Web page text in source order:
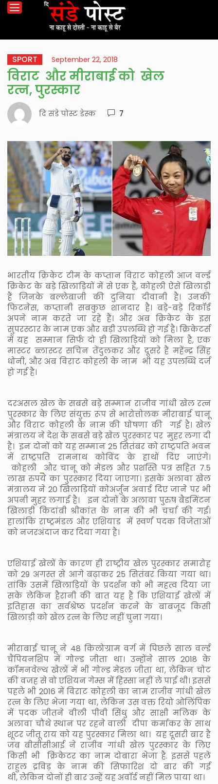
SPORT September 22, 2018
विराट और मीराबाई को खेल
रत्न, पुरस्कार
दि संडे पोस्ट डेस्क 7
भारतीय क्रिकेट टीम के कप्तान विराट कोहली आज वर्ल्ड
क्रिकेट के बड़े खिलाड़ियों में से एक हैं, कोहली ऐसे खिलाड़ी
हैं जिनके बल्लेबाजी की दुनिया दीवानी है। उनकी
फिटनेस, कप्तानी सबकुछ शानदार है। बड़े-बड़े रिकॉर्ड
अपने नाम करते जा रहे हैं। और अब क्रिकेट के इस
सुपरस्टार के नाम एक और बड़ी उपलब्धि हो गई है। क्रिकेटर्स
में यह सम्मान सिर्फ दो ही खिलाड़ियों को मिला है, एक
मास्टर ब्लास्टर सचिन तेंदुलकर और दूसरे हैं महेंन्द्र सिंह
धोनी, और अब विराट कोहली के नाम भी यह उपलब्धि दर्ज
हो गई है।
दरअसल खेल के सबसे बड़े सम्मान राजीव गांधी खेल रत्न
पुरस्कार के लिए संयुक्त रूप से भारोत्तोलक मीराबाई चानू
और विराट कोहली के नाम की घोषणा की गई है। खेल
मंत्रालय ने देश के सबसे बड़े खेल पुरस्कार पर मुहर लगा दी
है। इन दोनों को यह सम्मान 25 सितंबर को राष्ट्रपति भवन
में राष्ट्रपति रामनाथ कोविंद के हाथों दिए जाएंगे।
कोहली
और चानू को मेडल और प्रशस्ति पत्र सहित 7.5
लाख रुपये का पुरस्कार दिया जाएगा। इसके अलावा खेल
मंत्रालय ने 20 खिलाड़ियों कोअर्जुन अवार्ड दिए जाने पर भी
अपनी मुहर लगाई है। इन दोनों के अलावा पुरुष बैडमिंटन
खिलाड़ी किदांबी श्रीकांत के नाम की भी चर्चा की गई।
हालांकि राष्ट्रमंडल और एशियाड में स्वर्ण पदक विजेताओं
को नजरअंदाज कर दिया गया है।
एशियाई खेलों के कारण ही राष्ट्रीय खेल पुरस्कार समारोह
को 29 अगस्त से आगे बढ़ाकर 25 सितंबर किया गया था।
तांकि उसमें खिलाड़ियों के प्रदर्शन को भी महत्व दिया जा
सके लेकिन हैरानी की बात यह है कि एशियाई खेलों में
इतिहास का सर्वश्रेष्ठ प्रदर्शन करने के बाबजूद किसी
खिलाड़ी को खेल रत्न के लिए नहीं चुना गया।
मीराबाई चानू ने 48 किलोग्राम वर्ग में पिछले साल वर्ल्ड
चैंपियनशिप में गोल्ड जीता था। उन्होंने साल 2018 के
कॉमनवेल्थ खेलों में भी गोल्ड मेडल जीता था, लेकिन चोट
की वजह से वो एशियन गेम्स में हिस्सा नहीं ले पाई थी। इससे
पहले भी 2016 में विराट कोहली का नाम राजीव गांधी खेल
रत्न के लिए भेजा गया था, लेकिन उस वक्त रियो ओलिंपिक
में पदक जीतने वीली पीवी सिंधु और साक्षी मलिक के
अलावा चौथे स्थान पर रहने वाली दीपा कर्माकर के साथ
शूटर जीतू राय को यह पुरस्कार मिला था। यह दूसरी बार है
जब बीसीसीआई ने राजीव गांधी खेल पुरस्कार के लिए
किसी भी क्रिकेटर का नाम दोबारा भेजा है. इससे पहले
राहुल द्रविड़ के नाम की सिफारिश दो बार की गई
थी, लेकिन दोनों ही बार उन्हें यह अवॉर्ड नहीं मिल पाया था।